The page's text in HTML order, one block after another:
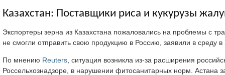
Казахстан: Поставщики риса и кукурузы
Экспортеры зерна из Казахстана пожаловались на проблемы с
не смогли отправить свою продукцию в Россию, заявили в среду
По мнению Reuters , ситуация возникла из-за расширения
Россельхознадзоре, в нарушении фитосанитарных норм. Астана